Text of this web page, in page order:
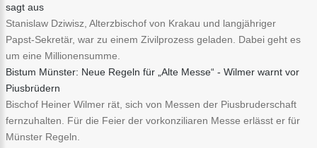
sagt aus
Stanislaw Dziwisz, Alterzbischof von Krakau und langjähriger
Papst-Sekretär, war zu einem Zivilprozess geladen. Dabei geht es
um eine Millionensumme.
Bistum Münster: Neue Regeln für „Alte Messe“ - Wilmer warnt vor
Piusbrüdern
Bischof Heiner Wilmer rät, sich von Messen der Piusbruderschaft
fernzuhalten. Für die Feier der vorkonziliaren Messe erlässt er für
Münster Regeln.